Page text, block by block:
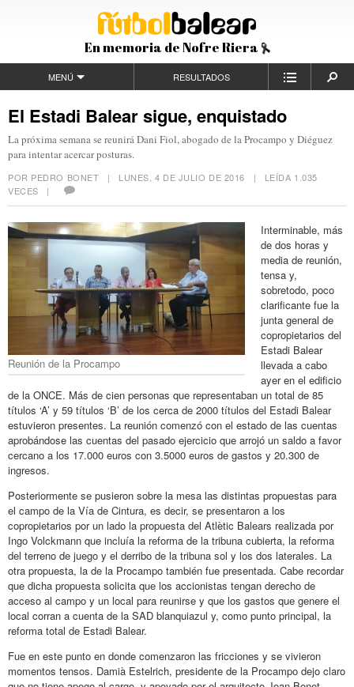
En memoria de Nofre Riera
MENÚ RESULTADOS
El Estadi Balear sigue, enquistado
La próxima semana se reunirá Dani Fiol, abogado de la Procampo y Diéguez
para intentar acercar posturas.
POR PEDRO BONET | LUNES, 4 DE JULIO DE 2016 | LEÍDA 1.035
VECES |
Reunión de la Procampo
Interminable, más
de dos horas y
media de reunión,
tensa y,
sobretodo, poco
clarificante fue la
junta general de
copropietarios del
Estadi Balear
llevada a cabo
ayer en el edificio
de la ONCE. Más de cien personas que representaban un total de 85
títulos ‘A’ y 59 títulos ‘B’ de los cerca de 2000 títulos del Estadi Balear
estuvieron presentes. La reunión comenzó con el estado de las cuentas
aprobándose las cuentas del pasado ejercicio que arrojó un saldo a favor
cercano a los 17.000 euros con 3.5000 euros de gastos y 20.300 de
ingresos.
Posteriormente se pusieron sobre la mesa las distintas propuestas para
el campo de la Vía de Cintura, es decir, se presentaron a los
copropietarios por un lado la propuesta del Atlètic Balears realizada por
Ingo Volckmann que incluía la reforma de la tribuna cubierta, la reforma
del terreno de juego y el derribo de la tribuna sol y los dos laterales. La
otra propuesta, la de la Procampo también fue presentada. Cabe recordar
que dicha propuesta solicita que los accionistas tengan derecho de
acceso al campo y un local para reunirse y que los gastos que genere el
local corran a cuenta de la SAD blanquiazul y, como punto principal, la
reforma total de Estadi Balear.
Fue en este punto en donde comenzaron las fricciones y se vivieron
momentos tensos. Damià Estelrich, presidente de la Procampo dejo claro